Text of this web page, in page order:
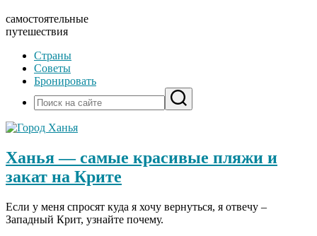
самостоятельные
путешествия
Страны
Советы
Бронировать
Ханья — самые красивые пляжи и
закат на Крите
Если у меня спросят куда я хочу вернуться, я отвечу –
Западный Крит, узнайте почему.